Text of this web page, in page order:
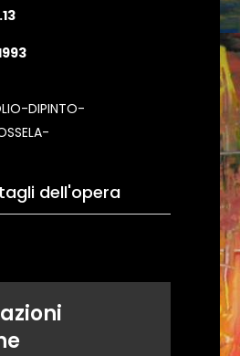
DIPINTO-
dell'opera